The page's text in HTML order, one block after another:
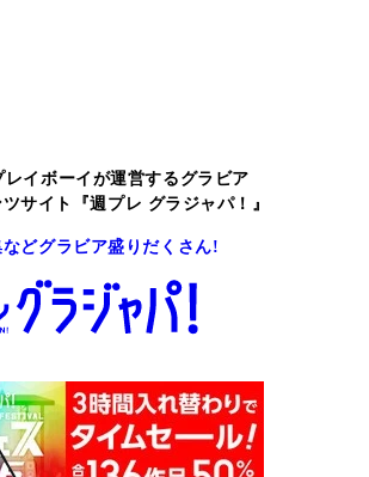
レイボーイが運営するグラビア
サイト『週プレ グラジャパ！』
どグラビア盛りだくさん!